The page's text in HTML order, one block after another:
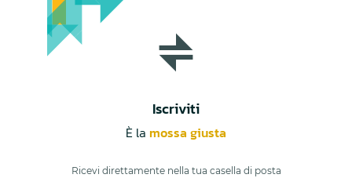
Iscriviti
È la mossa giusta
Ricevi direttamente nella tua casella di posta